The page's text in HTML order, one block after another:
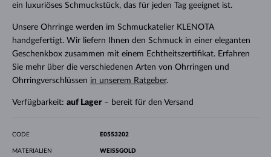
ein luxuriöses Schmuckstück, das für jeden Tag geeignet ist.
Unsere Ohrringe werden im Schmuckatelier KLENOTA
handgefertigt. Wir liefern Ihnen den Schmuck in einer eleganten
Geschenkbox zusammen mit einem Echtheitszertifikat. Erfahren
Sie mehr über die verschiedenen Arten von Ohrringen und
Ohrringverschlüssen in unserem Ratgeber.
Verfügbarkeit: auf Lager– bereit für den Versand
CODE E0553202
MATERIALIEN
WEISSGOLD